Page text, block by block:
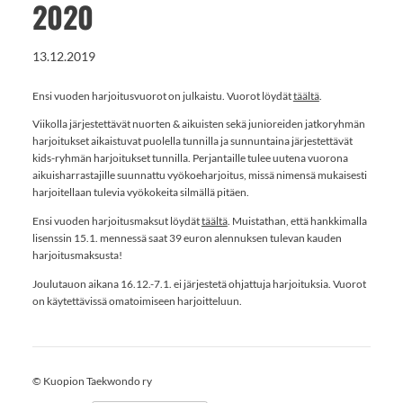
2020
13.12.2019
Ensi vuoden harjoitusvuorot on julkaistu. Vuorot löydättäältä.
Viikolla järjestettävät nuorten & aikuisten sekä junioreiden jatkoryhmän
harjoitukset aikaistuvat puolella tunnilla ja sunnuntaina järjestettävät
kids-ryhmän harjoitukset tunnilla. Perjantaille tulee uutena vuorona
aikuisharrastajille suunnattu vyökoeharjoitus, missä nimensä mukaisesti
harjoitellaan tulevia vyökokeita silmällä pitäen.
Ensi vuoden harjoitusmaksut löydättäältä. Muistathan, että hankkimalla
lisenssin 15.1. mennessä saat 39 euron alennuksen tulevan kauden
harjoitusmaksusta!
Joulutauon aikana 16.12.-7.1. ei järjestetä ohjattuja harjoituksia. Vuorot
on käytettävissä omatoimiseen harjoitteluun.
© Kuopion Taekwondo ry